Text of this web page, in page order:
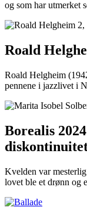
og som har utmerket
Roald
Roald Helgheim
pennene i jazzlivet i
Borealis
Kvelden var
lovet ble et drønn og